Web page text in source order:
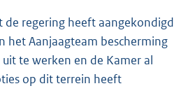
de regering heeft aangekondigd
het Aanjaagteam bescherming
te werken en de Kamer al
op dit terrein heeft